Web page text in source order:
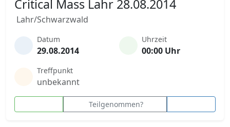
Critical Mass Lahr 28.08.2014
Lahr/Schwarzwald
Datum
29.08.2014
Uhrzeit
00:00 Uhr
Treffpunkt
unbekannt
Teilgenommen?